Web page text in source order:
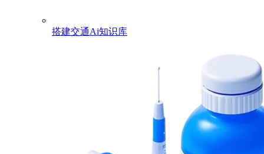
搭建交通Ai知识库